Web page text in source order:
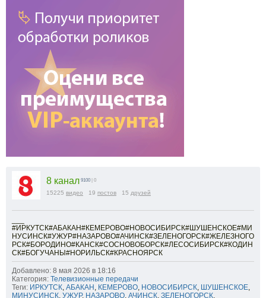
8 канал 9100 | 0
15225 видео 19 постов 15 друзей
#ИРКУТСК#АБАКАН#КЕМЕРОВО#НОВОСИБИРСК#ШУШЕНСКОЕ#МИ
НУСИНСК#УЖУР#НАЗАРОВО#АЧИНСК#ЗЕЛЕНОГОРСК#ЖЕЛЕЗНОГО
РСК#БОРОДИНО#КАНСК#СОСНОВОБОРСК#ЛЕСОСИБИРСК#КОДИН
СК#БОГУЧАНЫ#НОРИЛЬСК#КРАСНОЯРСК
Добавлено: 8 мая 2026 в 18:16
Категория: Телевизионные передачи
Теги: ИРКУТСК, АБАКАН , КЕМЕРОВО, НОВОСИБИРСК, ШУШЕНСКОЕ,
МИНУСИНСК, УЖУР, НАЗАРОВО, АЧИНСК, ЗЕЛЕНОГОРСК,